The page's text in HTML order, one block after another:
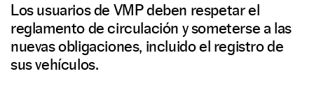
Los usuarios de VMP deben respetar el
reglamento de circulación y someterse a las
nuevas obligaciones, incluido el registro de
sus vehículos.